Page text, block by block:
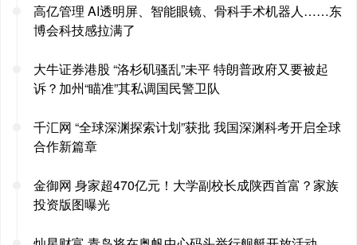
高亿管理 AI透明屏、智能眼镜、骨科手术机器人……东
博会科技感拉满了
大牛证券港股 “洛杉矶骚乱”未平 特朗普政府又要被起
诉？加州“瞄准”其私调国民警卫队
千汇网 “全球深渊探索计划”获批 我国深渊科考开启全球
合作新篇章
金御网 身家超470亿元！大学副校长成陕西首富？家族
投资版图曝光